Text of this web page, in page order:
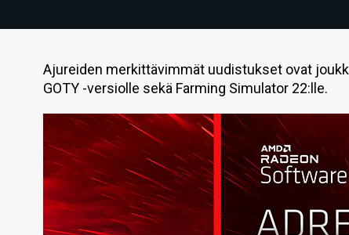
Ajureiden merkittävimmät uudistukset ovat
GOTY -versiolle sekä Farming Simulator 22:lle.